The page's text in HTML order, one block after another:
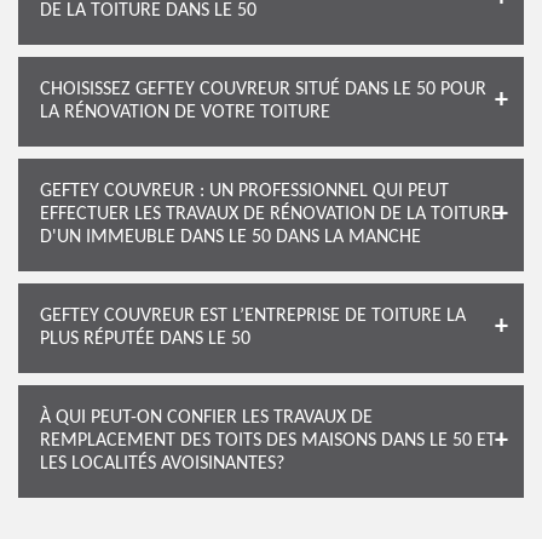
DE LA TOITURE DANS LE 50
CHOISISSEZ GEFTEY COUVREUR SITUÉ DANS LE 50 POUR
LA RÉNOVATION DE VOTRE TOITURE
GEFTEY COUVREUR : UN PROFESSIONNEL QUI PEUT
EFFECTUER LES TRAVAUX DE RÉNOVATION DE LA TOITURE
D'UN IMMEUBLE DANS LE 50 DANS LA MANCHE
GEFTEY COUVREUR EST L’ENTREPRISE DE TOITURE LA
PLUS RÉPUTÉE DANS LE 50
À QUI PEUT-ON CONFIER LES TRAVAUX DE
REMPLACEMENT DES TOITS DES MAISONS DANS LE 50 ET
LES LOCALITÉS AVOISINANTES?